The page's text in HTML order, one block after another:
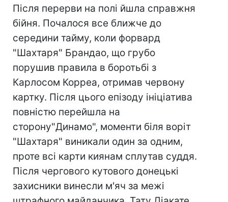
Після перерви на полі йшла справжня
бійня. Почалося все ближче до
середини тайму, коли форвард
"Шахтаря" Брандао, що грубо
порушив правила в боротьбі з
Карлосом Корреа, отримав червону
картку. Після цього епізоду ініціатива
повністю перейшла на
сторону"Динамо", моменти біля воріт
"Шахтаря" виникали один за одним,
проте всі карти киянам сплутав суддя.
Після чергового кутового донецькі
захисники винесли м'яч за межі